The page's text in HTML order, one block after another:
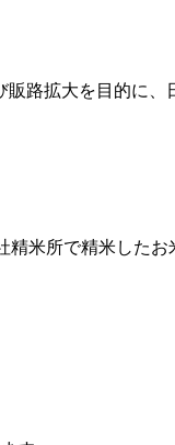
路拡大を目的に
米所で精米したお